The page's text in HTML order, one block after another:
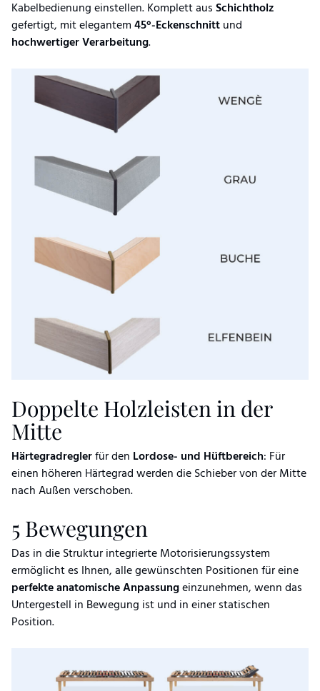
Kabelbedienung einstellen. Komplett ausSchichtholz
gefertigt, mit elegantem45°-Eckenschnittund
hochwertiger Verarbeitung.
Doppelte Holzleisten in der
Mitte
Härtegradreglerfür den Lordose- und Hüftbereich: Für
einen höheren Härtegrad werden die Schieber von der Mitte
nach Außen verschoben.
5 Bewegungen
Das in die Struktur integrierte Motorisierungssystem
ermöglicht es Ihnen, alle gewünschten Positionen für eine
perfekte anatomische Anpassungeinzunehmen, wenn das
Untergestell in Bewegung ist und in einer statischen
Position.